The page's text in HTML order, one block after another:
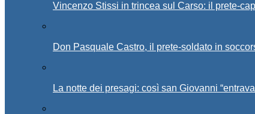
Vincenzo Stissi in trincea sul Carso: il prete-
Don Pasquale Castro, il prete-soldato in
La notte dei presagi: così san Giovanni